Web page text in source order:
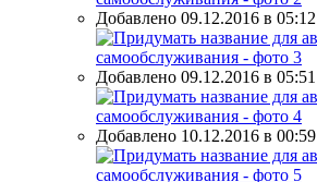
Добавлено 09.12.2016 в 05:12
Добавлено 09.12.2016 в 05:51
Добавлено 10.12.2016 в 00:59